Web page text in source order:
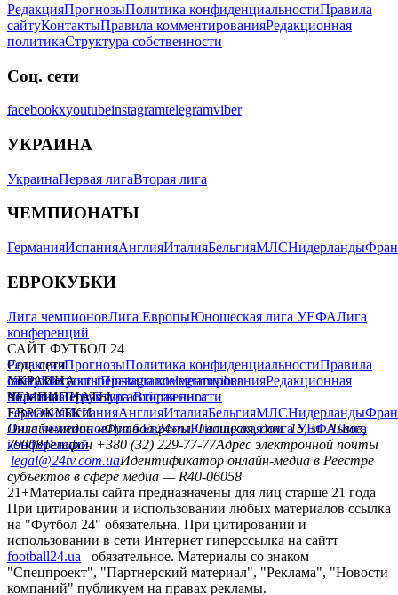
РедакцияПрогнозыПолитика конфиденциальностиПравила
сайтуКонтактыПравила комментированияРедакционная
политикаСтруктура собственности
Соц. сети
facebookxyoutubeinstagramtelegramviber
УКРАИНА
УкраинаПервая лигаВторая лига
ЧЕМПИОНАТЫ
ГерманияИспанияАнглияИталияБельгияМЛСНидерланды
ЕВРОКУБКИ
Лига чемпионовЛига ЕвропыЮношеская лига УЕФАЛига
конференций
САЙТ ФУТБОЛ 24
РедакцияПрогнозыПолитика конфиденциальностиПравила
сайтуКонтактыПравила комментированияРедакционная
политикаСтруктура собственности
Соц. сети
facebookxyoutubeinstagramtelegramviber
УКРАИНА
УкраинаПервая лигаВторая лига
ЧЕМПИОНАТЫ
ГерманияИспанияАнглияИталияБельгияМЛСНидерланды
ЕВРОКУБКИ
Лига чемпионовЛига ЕвропыЮношеская лига УЕФАЛига
конференций
Онлайн-медиа «Футбол 24»пл. Галицкая, дом. 15, м. Львов,
79008Телефон +380 (32) 229-77-77Адрес электронной почты
legal@24tv.com.uaИдентификатор онлайн-медиа в Реестре
субъектов в сфере медиа — R40-06058
21+Материалы сайта предназначены для лиц старше 21 года
При цитировании и использовании любых материалов ссылка
на "Футбол 24" обязательна. При цитировании и
использовании в сети Интернет гиперссылка на сайтт
football24.ua
обязательное. Материалы со знаком
"Спецпроект", "Партнерский материал", "Реклама", "Новости
компаний" публикуем на правах рекламы.